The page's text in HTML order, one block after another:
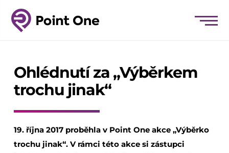
Ohlédnutí za „Výběrkem
trochu jinak“
19. října 2017 proběhla v Point One akce „Výběrko
trochu jinak“. V rámci této akce si zástupci